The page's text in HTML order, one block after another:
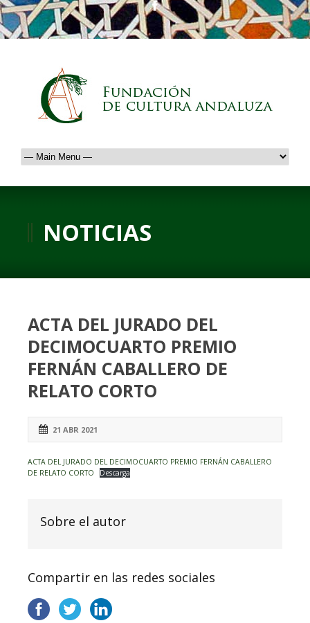
NOTICIAS
ACTA DEL JURADO DEL
DECIMOCUARTO PREMIO
FERNÁN CABALLERO DE
RELATO CORTO
21 ABR 2021
ACTA DEL JURADO DEL DECIMOCUARTO PREMIO FERNÁN CABALLERO
DE RELATO CORTO
Descarga
Sobre el autor
Compartir en las redes sociales